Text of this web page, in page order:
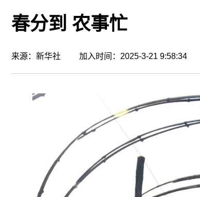
春分到 农事忙
来源：新华社 加入时间：2025-3-21 9:58:34